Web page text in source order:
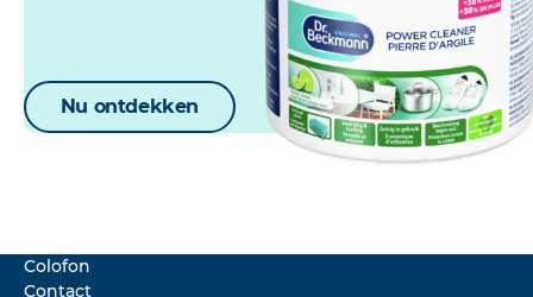
Nu ontdekken
Colofon
Contact